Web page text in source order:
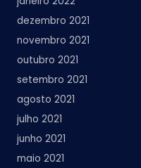
dezembro 2021
novembro 2021
outubro 2021
setembro 2021
agosto 2021
julho 2021
junho 2021
maio 2021